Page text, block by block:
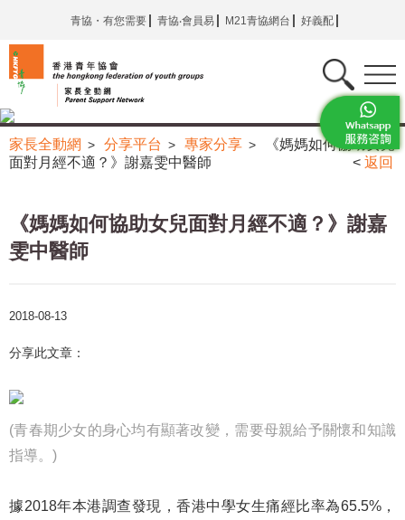
青協・有您需要 青協‧會員易 M21青協網台 好義配
家長全動網 > 分享平台 > 專家分享 >
《媽媽如何協助女兒
面對月經不適？》謝嘉雯中醫師
< 返回
《媽媽如何協助女兒面對月經不適？》謝嘉
雯中醫師
2018-08-13
分享此文章：
(青春期少女的身心均有顯著改變，需要母親給予關懷和知識
指導。)
據2018年本港調查發現，香港中學女生痛經比率為65.5%，